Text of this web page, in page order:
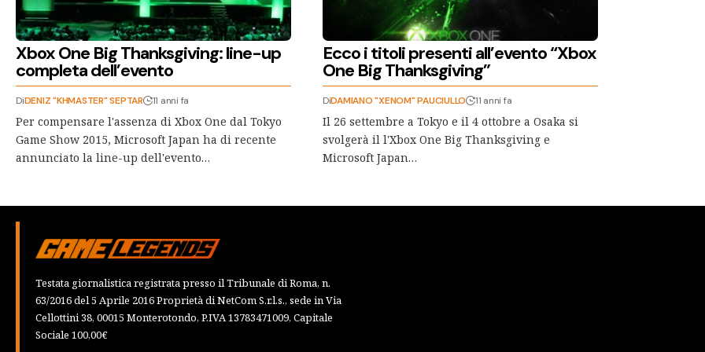
Xbox One Big Thanksgiving: line-up
completa dell’evento
DiDENIZ "KHMASTER" SEPTAR 11 anni fa
Per compensare l'assenza di Xbox One dal Tokyo
Game Show 2015, Microsoft Japan ha di recente
annunciato la line-up dell'evento…
Ecco i titoli presenti all’evento “Xbox
One Big Thanksgiving”
DiDAMIANO "XENOM" PAUCIULLO 11 anni fa
Il 26 settembre a Tokyo e il 4 ottobre a Osaka si
svolgerà il l'Xbox One Big Thanksgiving e
Microsoft Japan…
Testata giornalistica registrata presso il Tribunale di Roma, n.
63/2016 del 5 Aprile 2016 Proprietà di NetCom S.r.l.s., sede in Via
Cellottini 38, 00015 Monterotondo, P.IVA 13783471009, Capitale
Sociale 100,00€